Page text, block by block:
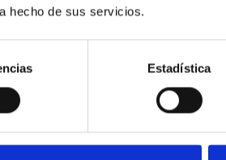
hecho de sus servicios.
Estadística